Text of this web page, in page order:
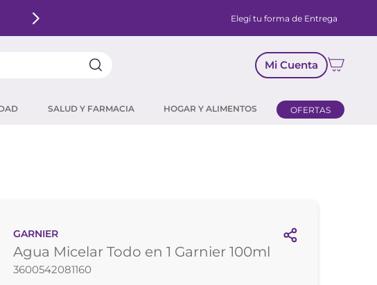
Elegí tu forma de Entrega
Mi Cuenta
SALUD Y FARMACIA HOGAR Y ALIMENTOS OFERTAS
GARNIER
Agua Micelar Todo en 1 Garnier 100ml
3600542081160